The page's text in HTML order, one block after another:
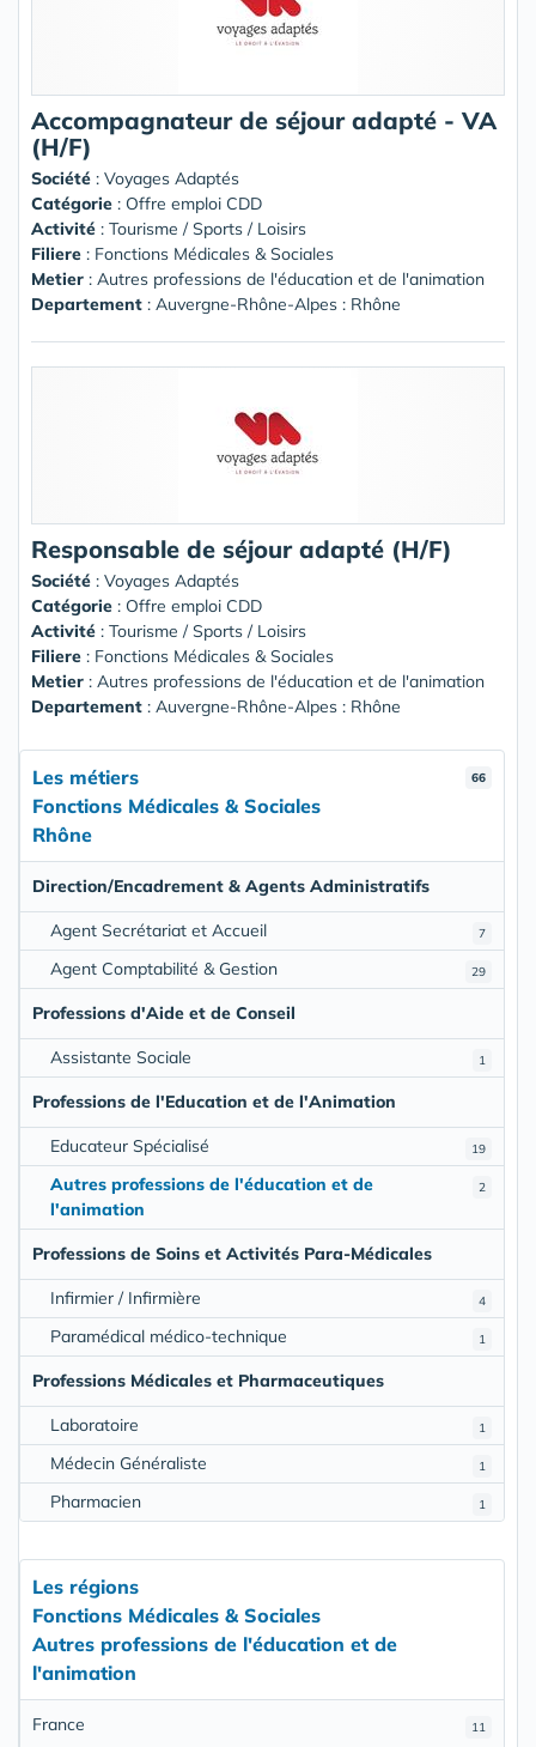
Accompagnateur de séjour adapté - VA
(H/F)
Société : Voyages Adaptés
Catégorie : Offre emploi CDD
Activité : Tourisme / Sports / Loisirs
Filiere : Fonctions Médicales & Sociales
Metier : Autres professions de l'éducation et de l'animation
Departement : Auvergne-Rhône-Alpes : Rhône
Responsable de séjour adapté (H/F)
Société : Voyages Adaptés
Catégorie : Offre emploi CDD
Activité : Tourisme / Sports / Loisirs
Filiere : Fonctions Médicales & Sociales
Metier : Autres professions de l'éducation et de l'animation
Departement : Auvergne-Rhône-Alpes : Rhône
66
Les métiers
Fonctions Médicales & Sociales
Rhône
Direction/Encadrement & Agents Administratifs
7
Agent Secrétariat et Accueil
29
Agent Comptabilité & Gestion
Professions d'Aide et de Conseil
1
Assistante Sociale
Professions de l'Education et de l'Animation
19
Educateur Spécialisé
2
Autres professions de l'éducation et de
l'animation
Professions de Soins et Activités Para-Médicales
4
Infirmier / Infirmière
1
Paramédical médico-technique
Professions Médicales et Pharmaceutiques
1
Laboratoire
1
Médecin Généraliste
1
Pharmacien
Les régions
Fonctions Médicales & Sociales
Autres professions de l'éducation et de
l'animation
11
France